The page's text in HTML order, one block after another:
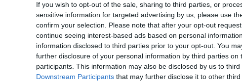
If you wish to opt-out of the sale, sharing to third parties, or
sensitive information for targeted advertising by us, please use
confirm your selection. Please note that after your opt-out
continue seeing interest-based ads based on personal
information disclosed to third parties prior to your opt-out. You
further disclosure of your personal information by third parties on
participants. This information may also be disclosed by us to
Downstream Participants that may further disclose it to other third